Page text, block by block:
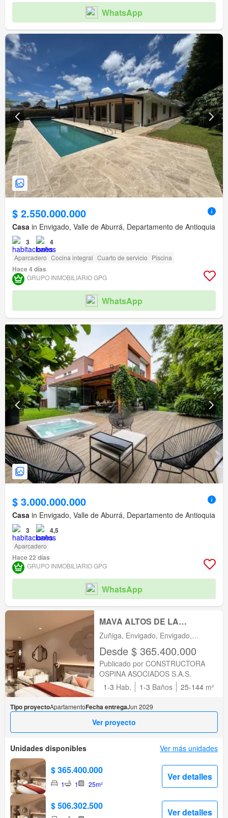
WhatsApp
$ 2.550.000.000
Casa in Envigado, Valle de Aburrá, Departamento de Antioquia
3 4
Aparcadero Cocina integral Cuarto de servicio Piscina
Hace 4 días
GRUPO INMOBILIARIO GPG
WhatsApp
$ 3.000.000.000
Casa in Envigado, Valle de Aburrá, Departamento de Antioquia
3 4,5
Aparcadero
Hace 22 días
GRUPO INMOBILIARIO GPG
WhatsApp
MAVA ALTOS DE LA
FRONTERA MEDELLIN
Zuñiga, Envigado, Envigado,
Antioquia
Desde $ 365.400.000
Publicado por CONSTRUCTORA
OSPINA ASOCIADOS S.A.S.
1-3 Hab. 1-3 Baños 25-144 m²
Tipo proyectoApartamentoFecha entregaJun 2029
Ver proyecto
Unidades disponibles Ver más unidades
$ 365.400.000
1 1 25m²
Ver detalles
$ 506.302.500
Ver detalles